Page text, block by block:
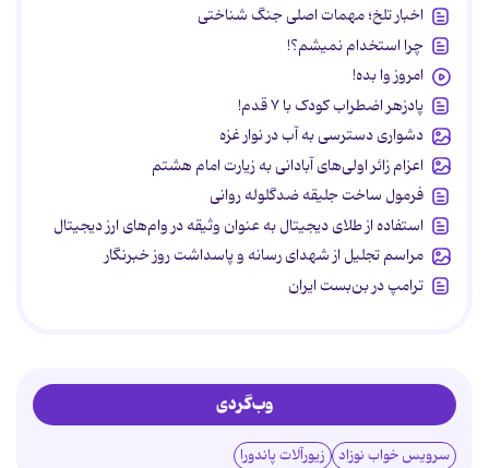
اخبار تلخ؛ مهمات اصلی جنگ شناختی
چرا استخدام نمیشم؟!
امروز وا بده!
پادزهر اضطراب کودک با ۷ قدم!
دشواری دسترسی به آب در نوار غزه
اعزام زائر اولی‌های آبادانی به زیارت امام هشتم
فرمول ساخت جلیقه ضدگلوله روانی
استفاده از طلای دیجیتال به عنوان وثیقه در وام‌های ارز دیجیتال
مراسم تجلیل از شهدای رسانه و پاسداشت روز خبرنگار
ترامپ در بن‌بست ایران
وب‌گردی
سرویس خواب نوزاد زیورآلات پاندورا